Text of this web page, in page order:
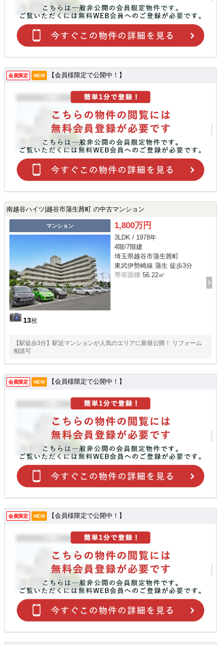
会員限定 NEW 【会員様限定で公開中！】
南越谷ハイツ|越谷市蒲生茜町 の中古マンション
マンション
13枚
1,800万円
3LDK / 1978年
4階/7階建
埼玉県越谷市蒲生茜町
東武伊勢崎線 蒲生 徒歩3分
専有面積 56.22㎡
【駅徒歩3分】駅近マンションが人気のエリアに新規公開！ リフォーム
相談可
会員限定 NEW 【会員様限定で公開中！】
会員限定 NEW 【会員様限定で公開中！】